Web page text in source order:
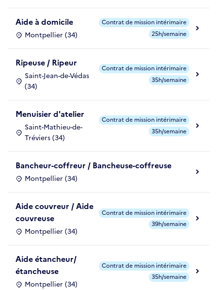
Aide à domicile
Montpellier (34)
Contrat de mission intérimaire
25h/semaine
Ripeuse / Ripeur
Saint-Jean-de-Védas
(34)
Contrat de mission intérimaire
35h/semaine
Menuisier d'atelier
Saint-Mathieu-de-
Tréviers (34)
Contrat de mission intérimaire
35h/semaine
Bancheur-coffreur / Bancheuse-coffreuse
Montpellier (34)
Aide couvreur / Aide
couvreuse
Montpellier (34)
Contrat de mission intérimaire
39h/semaine
Aide étancheur/
étancheuse
Montpellier (34)
Contrat de mission intérimaire
35h/semaine